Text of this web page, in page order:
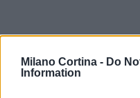
Milano Cortina - Do
Information